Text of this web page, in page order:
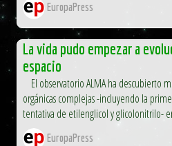
EuropaPress
La vida pudo empezar a
espacio
El observatorio ALMA ha descubierto
orgánicas complejas -incluyendo la
tentativa de etilenglicol y glicolonitrilo-
EuropaPress